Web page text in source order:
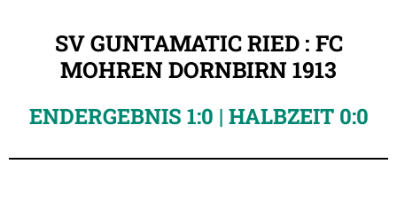
SV GUNTAMATIC RIED : FC
MOHREN DORNBIRN 1913
ENDERGEBNIS 1:0 | HALBZEIT 0:0